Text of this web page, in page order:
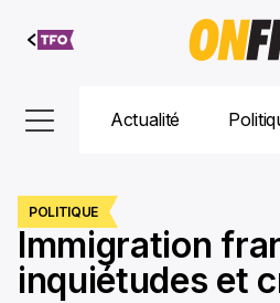
Aller au
contenu
Actualité
POLITIQUE
Immigration
inquiétudes et